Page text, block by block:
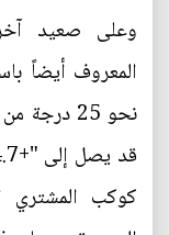
المعروف أيضاً
نحو 25
كوكب المشتري